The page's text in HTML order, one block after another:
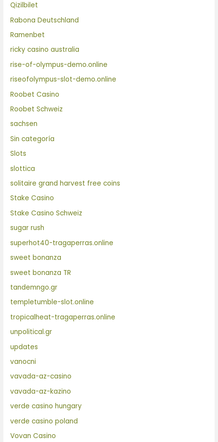
Qizilbilet
Rabona Deutschland
Ramenbet
ricky casino australia
rise-of-olympus-demo.online
riseofolympus-slot-demo.online
Roobet Casino
Roobet Schweiz
sachsen
Sin categoría
Slots
slottica
solitaire grand harvest free coins
Stake Casino
Stake Casino Schweiz
sugar rush
superhot40-tragaperras.online
sweet bonanza
sweet bonanza TR
tandemngo.gr
templetumble-slot.online
tropicalheat-tragaperras.online
unpolitical.gr
updates
vanocni
vavada-az-casino
vavada-az-kazino
verde casino hungary
verde casino poland
Vovan Casino